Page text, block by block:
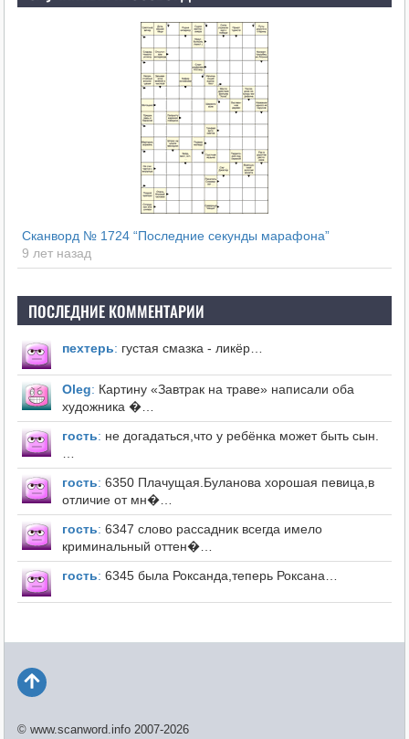
Сканворд № 1724 “Последние секунды марафона”
9 лет назад
ПОСЛЕДНИЕ КОММЕНТАРИИ
пехтерь: густая смазка - ликёр…
Оleg: Картину «Завтрак на траве» написали оба
художника �…
гость: не догадаться,что у ребёнка может быть сын.
…
гость: 6350 Плачущая.Буланова хорошая певица,в
отличие от мн�…
гость: 6347 слово рассадник всегда имело
криминальный оттен�…
гость: 6345 была Роксанда,теперь Роксана…
© www.scanword.info 2007-2026